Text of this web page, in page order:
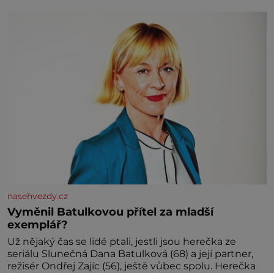
nasehvezdy.cz
Vyměnil Batulkovou přítel za mladší
exemplář?
Už nějaký čas se lidé ptali, jestli jsou herečka ze
seriálu Slunečná Dana Batulková (68) a její partner,
režisér Ondřej Zajíc (56), ještě vůbec spolu. Herečka